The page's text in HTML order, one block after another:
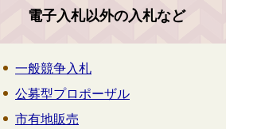
電子入札以外の入札など
一般競争入札
公募型プロポーザル
市有地販売